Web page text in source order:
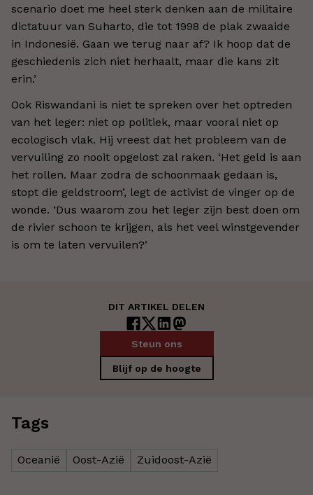
scenario doet me heel sterk denken aan de militaire
dictatuur van Suharto, die tot 1998 de plak zwaaide
in Indonesië. Gaan we terug naar af? Ik hoop dat de
geschiedenis zich niet herhaalt, maar die kans zit
erin.’
Ook Riswandani is niet te spreken over het optreden
van het leger: niet op politiek, maar vooral niet op
ecologisch vlak. Hij vreest dat het probleem van de
vervuiling zo nooit opgelost zal raken. ‘Het geld is aan
het rollen. Maar zodra de schoonmaak gedaan is,
stopt die geldstroom’, legt de activist de vinger op de
wonde. ‘Dus waarom zou het leger zijn best doen om
de rivier schoon te krijgen, als het veel winstgevender
is om te laten vervuilen?’
DIT ARTIKEL DELEN
Steun ons
Blijf op de hoogte
Tags
Oceanië Oost-Azië Zuidoost-Azië